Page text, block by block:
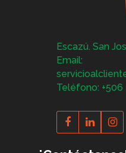
Escazú. San
Email:
Teléfono: +506